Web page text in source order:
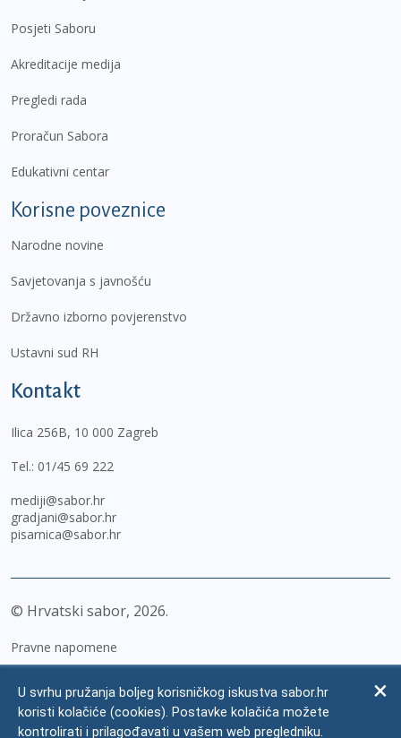
Posjeti Saboru
Akreditacije medija
Pregledi rada
Proračun Sabora
Edukativni centar
Korisne poveznice
Narodne novine
Savjetovanja s javnošću
Državno izborno povjerenstvo
Ustavni sud RH
Kontakt
Ilica 256B, 10 000 Zagreb
Tel.: 01/45 69 222
mediji@sabor.hr
gradjani@sabor.hr
pisarnica@sabor.hr
© Hrvatski sabor, 2026
Pravne napomene
Zaštita osobnih podataka
U svrhu pružanja boljeg korisničkog iskustva sabor.hr
koristi kolačiće (cookies). Postavke kolačića možete
kontrolirati i prilagođavati u vašem web pregledniku.